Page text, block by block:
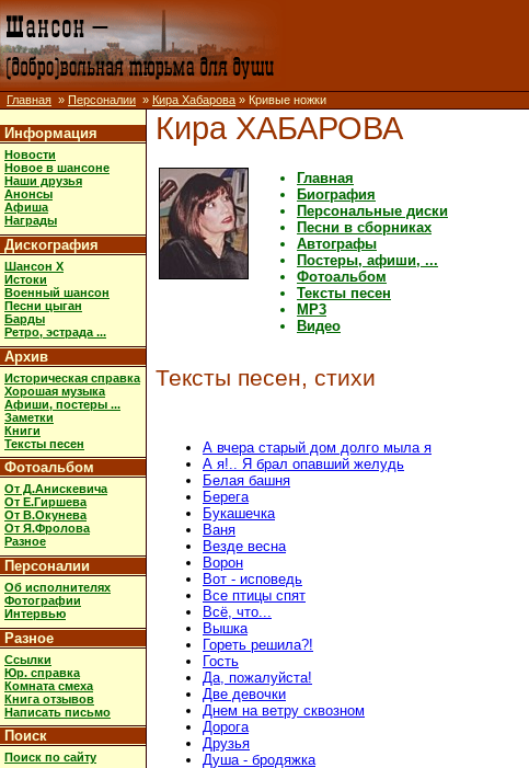
Главная » Персоналии » Кира Хабарова » Кривые ножки
Информация
Новости
Новое в шансоне
Наши друзья
Анонсы
Афиша
Награды
Дискография
Шансон X
Истоки
Военный шансон
Песни цыган
Барды
Ретро, эстрада ...
Архив
Историческая справка
Хорошая музыка
Афиши, постеры ...
Заметки
Книги
Тексты песен
Фотоальбом
От Д.Анискевича
От Е.Гиршева
От В.Окунева
От Я.Фролова
Разное
Персоналии
Об исполнителях
Фотографии
Интервью
Разное
Ссылки
Юр. справка
Комната смеха
Книга отзывов
Написать письмо
Поиск
Поиск по сайту
Кира ХАБАРОВА
Главная
Биография
Персональные диски
Песни в сборниках
Автографы
Постеры, афиши, ...
Фотоальбом
Тексты песен
MP3
Видео
Тексты песен, стихи
А вчера старый дом долго мыла я
А я!.. Я брал опавший желудь
Белая башня
Берега
Букашечка
Ваня
Везде весна
Ворон
Вот - исповедь
Все птицы спят
Всё, что...
Вышка
Гореть решила?!
Гость
Да, пожалуйста!
Две девочки
Днем на ветру сквозном
Дорога
Друзья
Душа - бродяжка